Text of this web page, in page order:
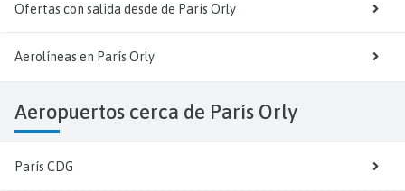
Ofertas con salida desde de París Orly
Aerolíneas en París Orly
Aeropuertos cerca de París Orly
París CDG